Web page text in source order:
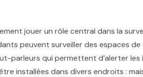
jouer un rôle central dans la
peuvent surveiller des espaces
parleurs qui permettent d’alerter
installées dans divers endroits :